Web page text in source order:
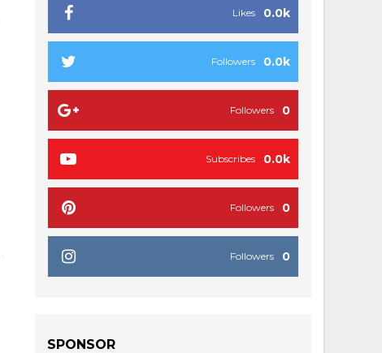
0.0k
Likes
0.0k
Followers
0
Followers
0.0k
Subscribes
0
Followers
0
Followers
SPONSOR